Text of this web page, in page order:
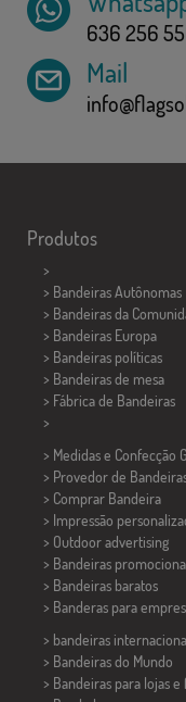
636 256
Mail
Produtos
>
> Bandeiras Autônomas
> Bandeiras da
> Bandeiras Europa
> Bandeiras políticas
> Bandeiras de mesa
> Fábrica de Bandeiras
>
> Medidas e Confecção
> Provedor de
> Comprar Bandeira
> Impressão
> Outdoor advertising
> Bandeiras
> Bandeiras baratos
> Banderas para
> bandeiras
> Bandeiras do Mundo
> Bandeiras para lojas e